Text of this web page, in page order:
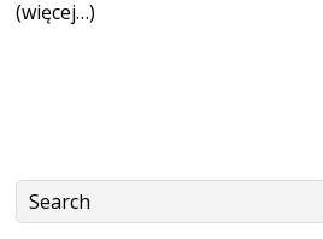
(więcej…)